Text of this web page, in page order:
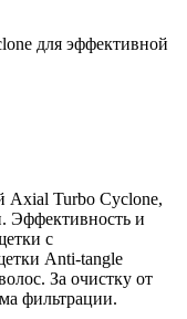
для эффективной
Axial Turbo Cyclone,
Эффективность и
с
Anti-tangle
За очистку от
фильтрации.